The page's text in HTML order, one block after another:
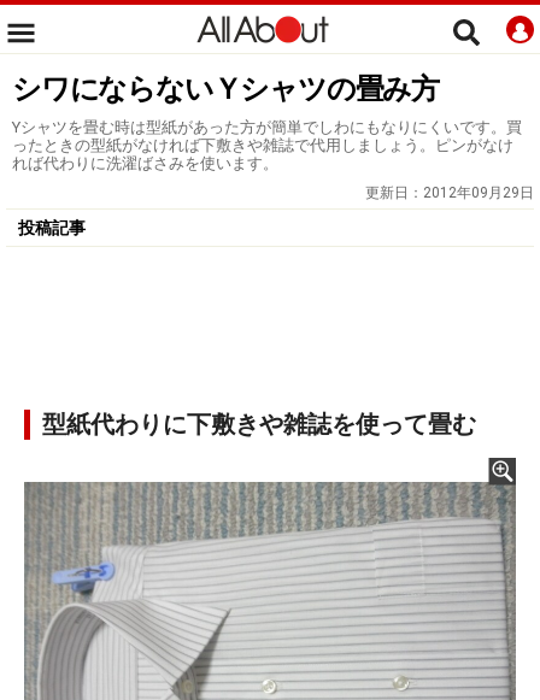
シワにならないＹシャツの畳み方
Yシャツを畳む時は型紙があった方が簡単でしわにもなりにくいです。買
ったときの型紙がなければ下敷きや雑誌で代用しましょう。ピンがなけ
れば代わりに洗濯ばさみを使います。
更新日： 2012年09月29日
投稿記事
型紙代わりに下敷きや雑誌を使って畳む